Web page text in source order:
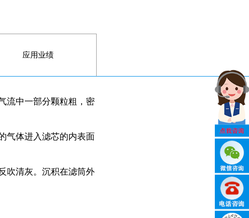
应用业绩
流中一部分颗粒粗，密
气体进入滤芯的内表面
吹清灰。沉积在滤筒外